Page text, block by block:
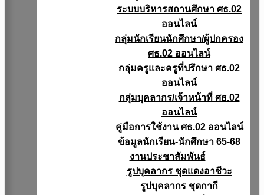
ระบบบริหารสถานศึกษา ศธ.02
ออนไลน์
กลุ่มนักเรียนนักศึกษา/ผู้ปกครอง
ศธ.02 ออนไลน์
กลุ่มครูและครูที่ปรึกษา ศธ.02
ออนไลน์
กลุ่มบุคลากร/เจ้าหน้าที่ ศธ.02
ออนไลน์
คู่มือการใช้งาน ศธ.02 ออนไลน์
ข้อมูลนักเรียน-นักศึกษา 65-68
งานประชาสัมพันธ์
รูปบุคลากร ชุดแดงอาชีวะ
รูปบุคลากร ชุดกากี